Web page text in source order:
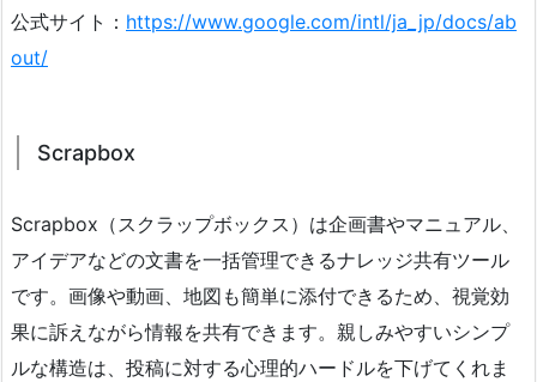
公式サイト： https://www.google.com/intl/ja_jp/docs/ab
out/
Scrapbox
Scrapbox（スクラップボックス）は企画書やマニュアル、
アイデアなどの文書を一括管理できるナレッジ共有ツール
です。画像や動画、地図も簡単に添付できるため、視覚効
果に訴えながら情報を共有できます。親しみやすいシンプ
ルな構造は、投稿に対する心理的ハードルを下げてくれま